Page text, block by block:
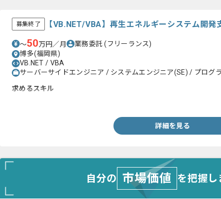
募集終了 【VB.NET/VBA】再生エネルギーシステム開
〜50万円／月 業務委託(フリーランス)
博多(福岡県)
VB.NET / VBA
サーバーサイドエンジニア / システムエンジニア(SE) / プログ
求めるスキル
詳細を見る
自分の 市場価値 を把握